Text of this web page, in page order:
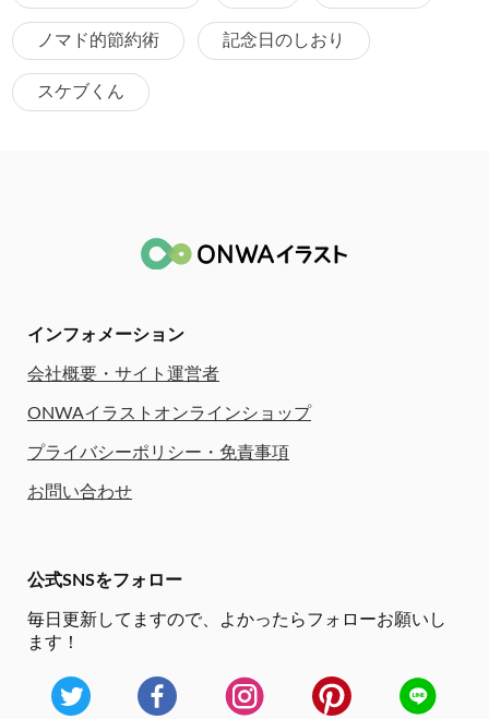
ノマド的節約術 記念日のしおり
スケブくん
インフォメーション
会社概要・サイト運営者
ONWAイラストオンラインショップ
プライバシーポリシー・免責事項
お問い合わせ
公式SNSをフォロー
毎日更新してますので、
よかったらフォローお願いし
ます！